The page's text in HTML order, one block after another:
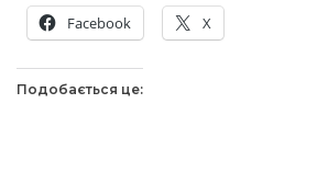
Facebook X
Подобається це: